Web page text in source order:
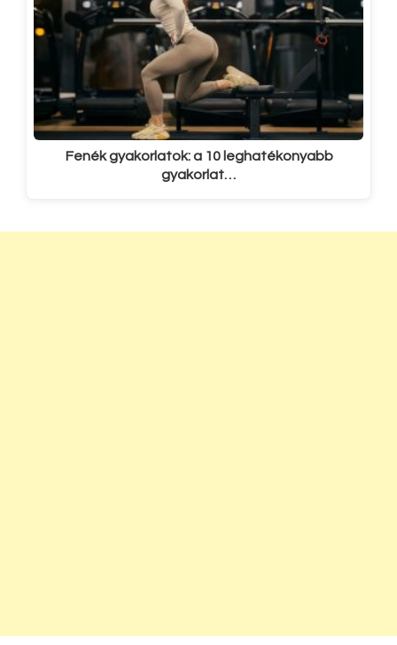
Fenék gyakorlatok: a 10 leghatékonyabb
gyakorlat…